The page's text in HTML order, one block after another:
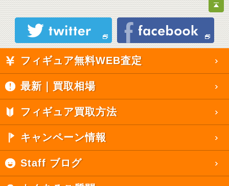
フィギュア無料WEB査定
最新｜買取相場
フィギュア買取方法
キャンペーン情報
Staff ブログ